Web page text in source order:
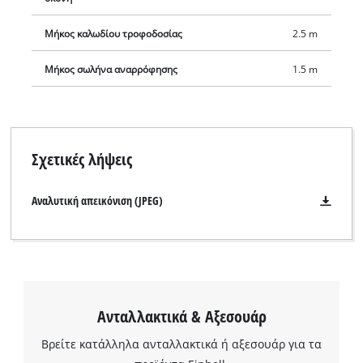
υποδοχή καλωδίου μετά την εργασία. Η στιβαρή λαβή και οι
τέσσερις τροχίσκοι ομαλής λειτουργίας διασφαλίζουν τη
μεγαλύτερη δυνατή κινητικότητα.
Μήκος καλωδίου τροφοδοσίας 2.5 m
Μήκος σωλήνα αναρρόφησης 1.5 m
Σχετικές λήψεις
Αναλυτική απεικόνιση (JPEG)
Ανταλλακτικά & Αξεσουάρ
Βρείτε κατάλληλα ανταλλακτικά ή αξεσουάρ για τα